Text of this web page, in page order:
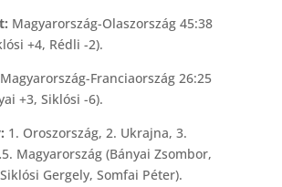
Magyarország-Olaszország 45:38
+4, Rédli -2).
Magyarország-Franciaország 26:25
+3, Siklósi -6).
1. Oroszország, 2. Ukrajna, 3.
Magyarország (Bányai Zsombor,
Gergely, Somfai Péter).